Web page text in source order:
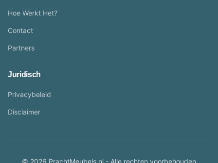
Hoe Werkt Het?
Contact
Partners
Juridisch
Privacybeleid
Disclaimer
© 2026 PrachtMeubels.nl - Alle rechten voorbehouden